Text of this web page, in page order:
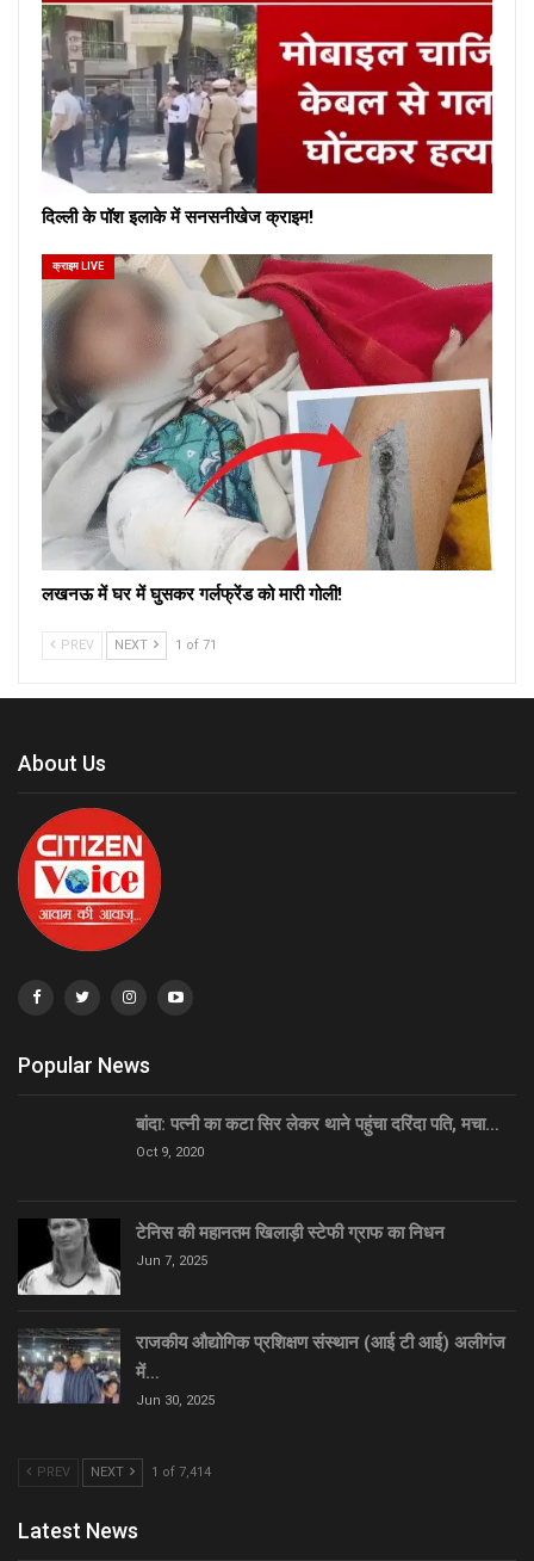
दिल्ली के पॉश इलाके में सनसनीखेज क्राइम!
क्राइम LIVE
लखनऊ में घर में घुसकर गर्लफ्रेंड को मारी गोली!
PREV NEXT 1 of 71
About Us
Popular News
बांदा: पत्नी का कटा सिर लेकर थाने पहुंचा दरिंदा पति, मचा…
Oct 9, 2020
टेनिस की महानतम खिलाड़ी स्टेफी ग्राफ का निधन
Jun 7, 2025
राजकीय औद्योगिक प्रशिक्षण संस्थान (आई टी आई) अलीगंज
में…
Jun 30, 2025
PREV NEXT 1 of 7,414
Latest News